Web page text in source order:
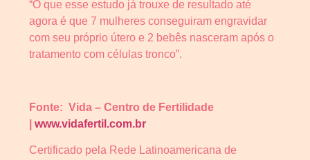
“O que esse estudo já trouxe de resultado até
agora é que 7 mulheres conseguiram engravidar
com seu próprio útero e 2 bebês nasceram após o
tratamento com células tronco”.
Fonte: Vida – Centro de Fertilidade
www.vidafertil.com.br
Certificado pela Rede Latinoamericana de